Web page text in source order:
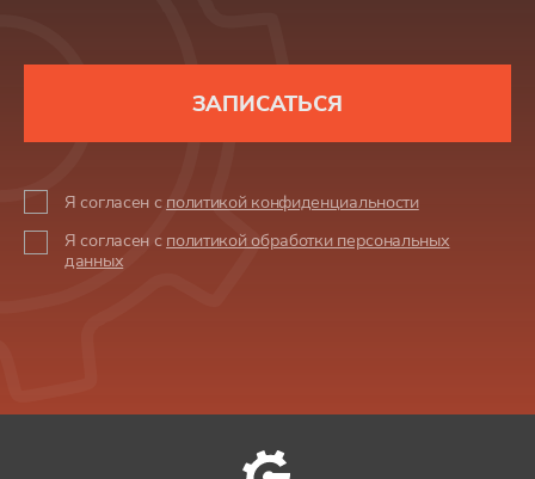
ЗАПИСАТЬСЯ
Я согласен с политикой конфиденциальности
Я согласен с политикой обработки персональных
данных